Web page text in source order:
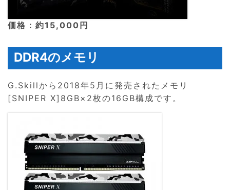
価格：約15,000円
DDR4のメモリ
G.Skillから2018年5月に発売されたメモリ
[SNIPER X]8GB×2枚の16GB構成です。